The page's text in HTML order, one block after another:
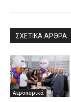
ΣΧΕΤΙΚΑ ΑΡΘΡΑ
Αεροπορικά